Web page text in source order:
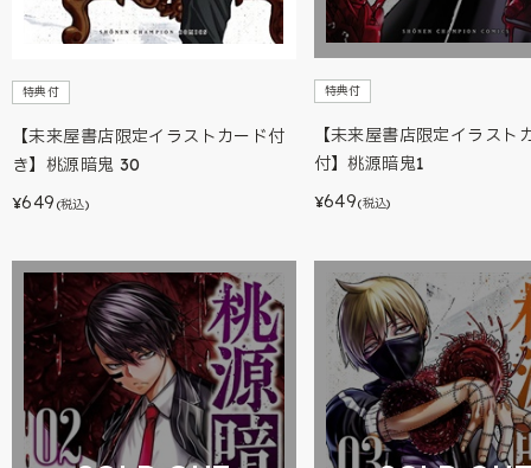
特典付
【未来屋書店限定イラストカード付
き】桃源暗鬼 30
¥649 (税込)
特典付
【未来屋書店限定イラスト
付】桃源暗鬼1
¥649(税込)